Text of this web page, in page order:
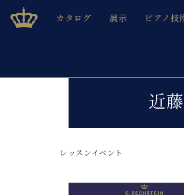
ベヒシュタインジャパン公式サイト
BECHSTEIN JAPAN Official Site
カタログ
C.ベヒシ
展示 ピアノ技
音色とタ
ベ
近
レッスンイベント